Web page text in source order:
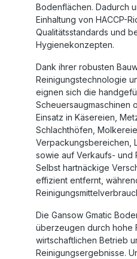
Bodenflächen. Dadurch
Einhaltung von HACCP-
Qualitätsstandards und
Hygienekonzepten.
Dank ihrer robusten
Reinigungstechnologie
eignen sich die
Scheuersaugmaschinen
Einsatz in Käsereien
Schlachthöfen
Verpackungsbereichen,
sowie auf Verkaufs- und
Selbst hartnäckige
effizient entfernt,
Die Gansow Gmatic
überzeugen durch hohe
wirtschaftlichen Betrieb
Reinigungsergebnisse.